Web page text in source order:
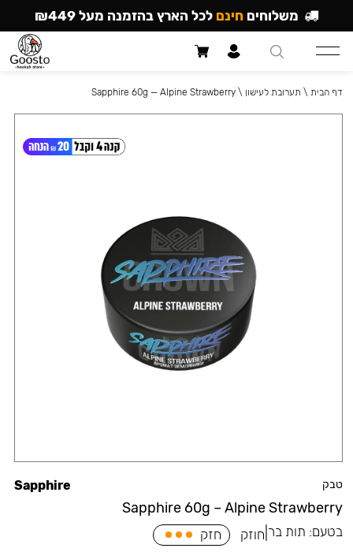
טבק
Sapphire 60g – Alpine Strawberry
Sapphire
בטעם: תות בר חוזק חזק
דף הבית \ תערובת לעישון \
Sapphire 60g — Alpine Strawberry
משלוחים חינם לכל הארץ בהזמנה מעל ₪449